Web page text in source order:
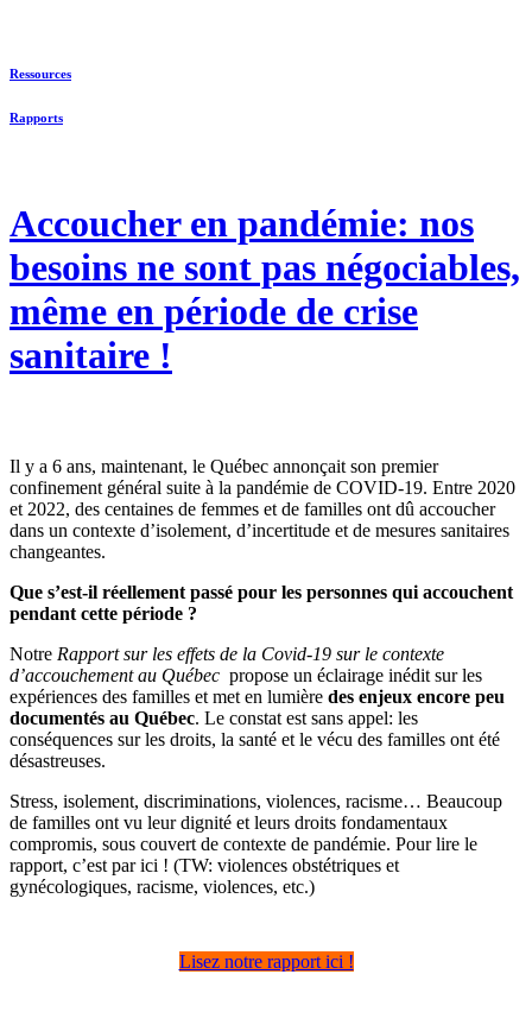
Ressources
Rapports
Accoucher en pandémie: nos
besoins ne sont pas négociables,
même en période de crise
sanitaire !
Il y a 6 ans, maintenant, le Québec annonçait son premier
confinement général suite à la pandémie de COVID-19. Entre 2020
et 2022, des centaines de femmes et de familles ont dû accoucher
dans un contexte d’isolement, d’incertitude et de mesures sanitaires
changeantes.
Que s’est-il réellement passé pour les personnes qui accouchent
pendant cette période ?
Notre Rapport sur les effets de la Covid-19 sur le contexte
d’accouchement au Québec propose un éclairage inédit sur les
expériences des familles et met en lumière des enjeux encore peu
documentés au Québec. Le constat est sans appel: les
conséquences sur les droits, la santé et le vécu des familles ont été
désastreuses.
Stress, isolement, discriminations, violences, racisme… Beaucoup
de familles ont vu leur dignité et leurs droits fondamentaux
compromis, sous couvert de contexte de pandémie. Pour lire le
rapport, c’est par ici ! (TW: violences obstétriques et
gynécologiques, racisme, violences, etc.)
Lisez notre rapport ici !